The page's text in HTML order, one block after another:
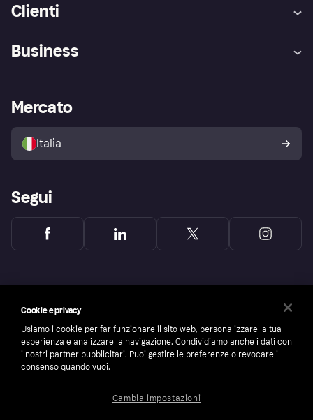
Clienti
Assistenza
Esplora i negozi
Politica di protezione
dell'acquirente Klarna
Business
Accesso aziende
Mercato
Italia
Segui
Cookie e privacy
Usiamo i cookie per far funzionare il sito web, personalizzare la tua
esperienza e analizzare la navigazione. Condividiamo anche i dati con
i nostri partner pubblicitari. Puoi gestire le preferenze o revocare il
consenso quando vuoi.
Cambia impostazioni